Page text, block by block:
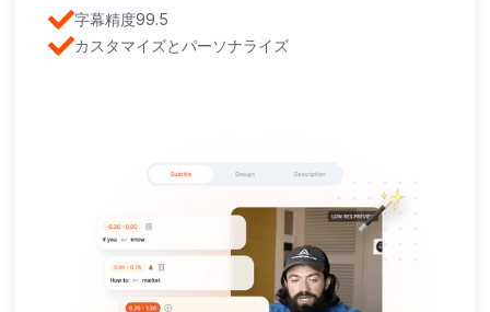
字幕精度99.5
カスタマイズとパーソナライズ